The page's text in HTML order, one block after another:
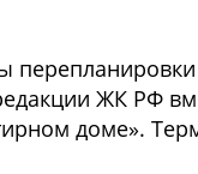
ЖК РФ
доме».